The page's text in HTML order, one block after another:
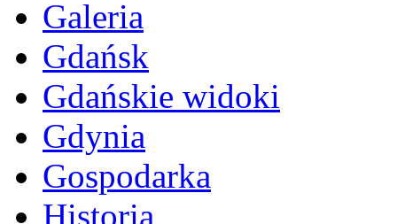
Galeria
Gdańsk
Gdańskie widoki
Gdynia
Gospodarka
Historia